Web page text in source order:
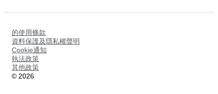
的使用條款
資料保護及隱私權聲明
Cookie通知
執法政策
其他政策
© 2026